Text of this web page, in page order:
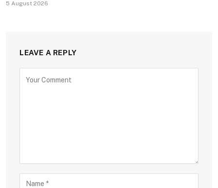
5 August 2026
LEAVE A REPLY